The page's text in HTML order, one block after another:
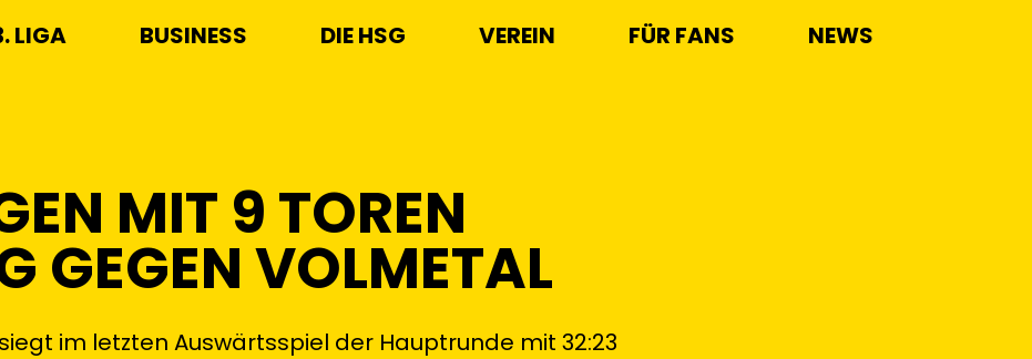
LIGA BUSINESS DIE HSG VEREIN FÜR FANS NEWS
MIT 9 TOREN
GEGEN VOLMETAL
im letzten Auswärtsspiel der Hauptrunde mit 32:23